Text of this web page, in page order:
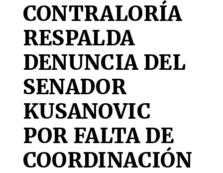
CONTRALORÍA
RESPALDA
DENUNCIA DEL
SENADOR
KUSANOVIC
POR FALTA DE
COORDINACIÓN